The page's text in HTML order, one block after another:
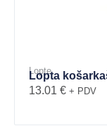
Lopte
Lopta
13.01 € + PDV